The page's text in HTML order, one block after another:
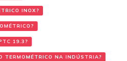
INOX?
19.3?
TERMOMÉTRICO NA INDÚSTRIA?